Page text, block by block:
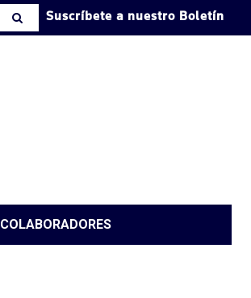
Suscríbete a nuestro Boletín
COLABORADORES